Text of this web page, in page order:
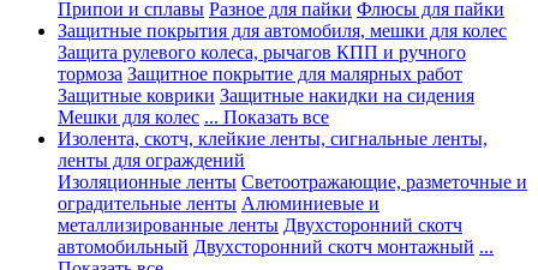
Припои и сплавы Разное для пайки Флюсы для пайки
Защитные покрытия для автомобиля, мешки для колес
Защита рулевого колеса, рычагов КПП и ручного
тормоза Защитное покрытие для малярных работ
Защитные коврики Защитные накидки на сидения
Мешки для колес ... Показать все
Изолента, скотч, клейкие ленты, сигнальные ленты,
ленты для ограждений
Изоляционные ленты Светоотражающие, разметочные и
оградительные ленты Алюминиевые и
металлизированные ленты Двухсторонний скотч
автомобильный Двухсторонний скотч монтажный ...